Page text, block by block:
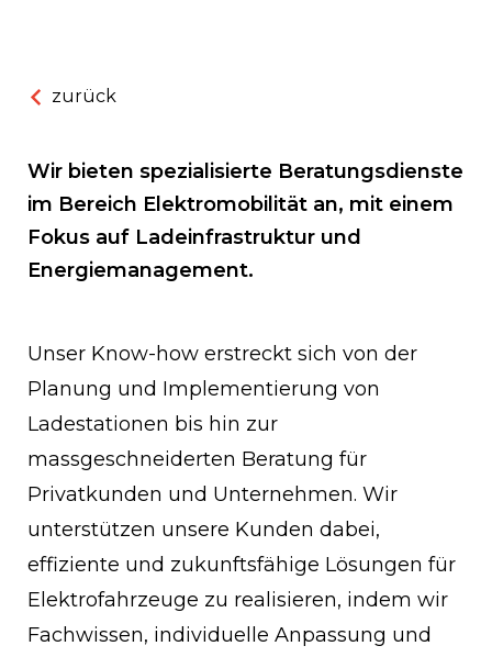
zurück
Wir bieten spezialisierte Beratungsdienste
im Bereich Elektromobilität an, mit einem
Fokus auf Ladeinfrastruktur und
Energiemanagement.
Unser Know-how erstreckt sich von der
Planung und Implementierung von
Ladestationen bis hin zur
massgeschneiderten Beratung für
Privatkunden und Unternehmen. Wir
unterstützen unsere Kunden dabei,
effiziente und zukunftsfähige Lösungen für
Elektrofahrzeuge zu realisieren, indem wir
Fachwissen, individuelle Anpassung und